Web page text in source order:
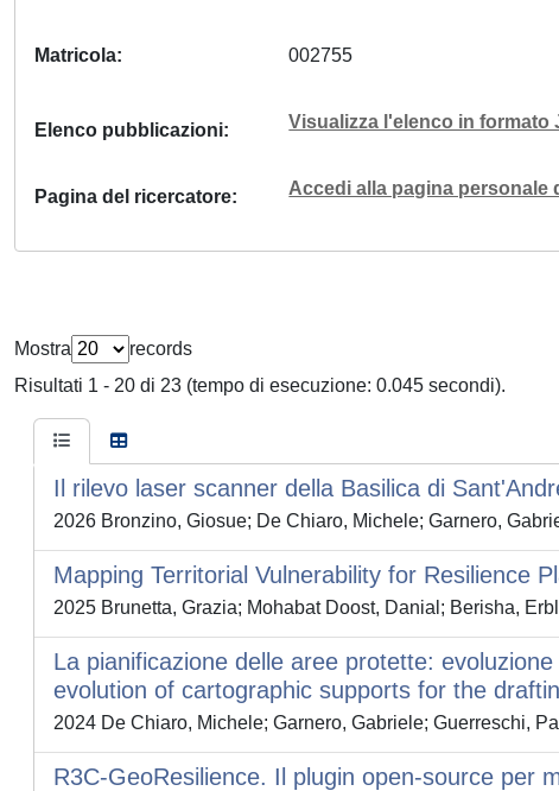
Matricola 002755
Elenco pubblicazioni Visualizza l'elenco in formato
Pagina del ricercatore Accedi alla pagina personale
Mostra
records
Risultati 1 - 20 di 23 (tempo di esecuzione: 0.045 secondi).
Il rilevo laser scanner della Basilica di
2026 Bronzino, Giosue; De Chiaro, Michele; Garnero,
Mapping Territorial Vulnerability for Resilience
2025 Brunetta, Grazia; Mohabat Doost, Danial; Berisha,
La pianificazione delle aree protette:
evolution of cartographic supports for the
2024 De Chiaro, Michele; Garnero, Gabriele; Guerreschi,
R3C-GeoResilience. Il plugin open-source per